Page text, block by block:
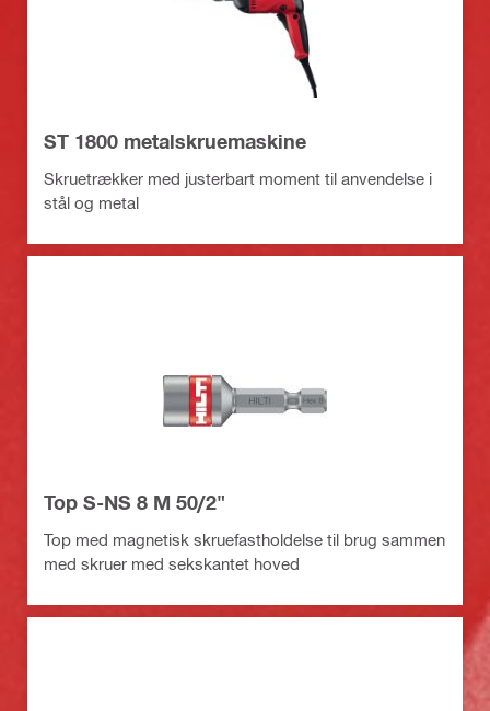
ST 1800 metalskruemaskine
Skruetrækker med justerbart moment til anvendelse i
stål og metal
Top S-NS 8 M 50/2"
Top med magnetisk skruefastholdelse til brug sammen
med skruer med sekskantet hoved